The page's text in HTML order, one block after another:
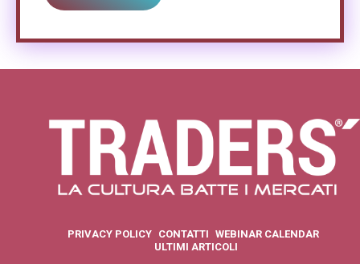
PRIVACY POLICY CONTATTI WEBINAR CALENDAR
ULTIMI ARTICOLI